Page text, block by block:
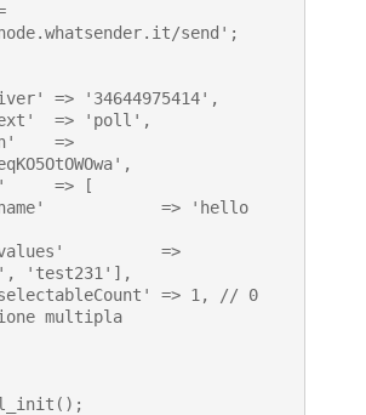
send';
'test231'],
multipla